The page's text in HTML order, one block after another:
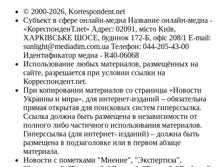
© 2000-2026, Korrespondent.net
Субъект в сфере онлайн-медиа Название онлайн-медиа -
«КореспонденТ.net» Адрес: 02091, місто Київ,
ХАРКІВСЬКЕ ШОСЕ, будинок 172-Б, офіс 208/1 E-mail:
sunlight@mediadim.com.ua Телефон: 044-205-43-00
Идентификатор медиа - R40-06068
Использование любых материалов, размещённых на
сайте, разрешается при условии ссылки на
Корреспондент.net.
При копировании материалов со страницы «Новости
Украины и мира», для интернет-изданий – обязательна
прямая открытая для поисковых систем гиперссылка.
Ссылка должна быть размещена в независимости от
полного либо частичного использования материалов.
Гиперссылка (для интернет- изданий) – должна быть
размещена в подзаголовке или в первом абзаце
материала.
Новости с пометками "Мнение", "Экспертиза",